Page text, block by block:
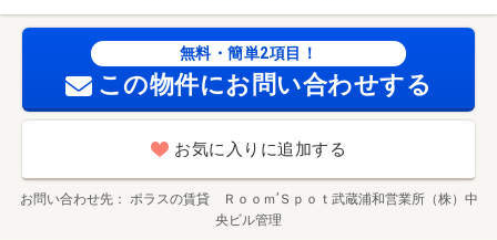
無料・簡単2項目！
この物件にお問い合わせする
お気に入りに追加する
お問い合わせ先
ポラスの賃貸 Ｒｏｏｍ’Ｓｐｏｔ武蔵浦和営業所（株）中
央ビル管理